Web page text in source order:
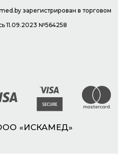
зарегистрирован в торговом
11.09.2023 №564258
«ИСКАМЕД»